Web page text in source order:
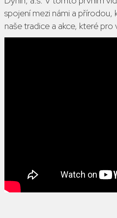
spojení mezi námi a přírodou,
naše tradice a akce, které